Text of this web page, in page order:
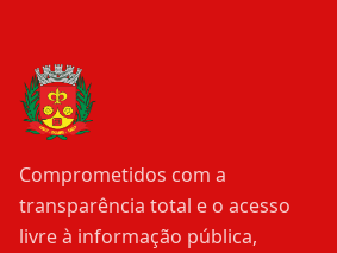
Comprometidos com a
transparência total e o acesso
livre à informação pública,